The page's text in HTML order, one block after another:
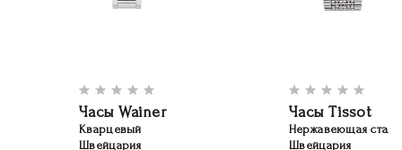
Часы Wainer
Кварцевый
Швейцария
Часы Tissot
Нержавеющая сталь
Швейцария